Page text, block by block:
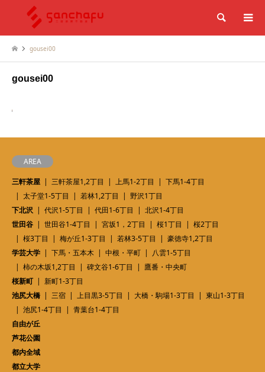
検索
gousei00
gousei00
AREA
三軒茶屋
三軒茶屋1,2丁目 上馬1-2丁目
下馬1-4丁目
太子堂1-5丁目
若林1,2丁目
野沢1丁目
下北沢
代沢1-5丁目 代田1-6丁目
北沢1-4丁目
世田谷
世田谷1-4丁目 宮坂1，2丁目 桜1丁目
桜2丁目
桜3丁目
梅が丘1-3丁目 若林3-5丁目
豪徳寺1,2丁目
学芸大学
下馬・五本木 中根・平町
八雲1-5丁目
柿の木坂1,2丁目
碑文谷1-6丁目
鷹番・中央町
桜新町
新町1-3丁目
池尻大橋
三宿 上目黒3-5丁目 大橋・駒場1-3丁目
東山1-3丁目
池尻1-4丁目
青葉台1-4丁目
自由が丘
芦花公園
都内全域
都立大学